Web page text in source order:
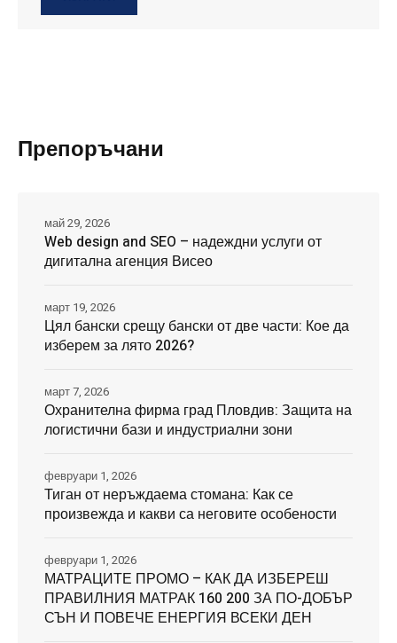
Препоръчани
Web design and SEO – надеждни услуги от
дигитална агенция Висео
май 29, 2026
Цял бански срещу бански от две части: Кое да
изберем за лято 2026?
март 19, 2026
Охранителна фирма град Пловдив: Защита на
логистични бази и индустриални зони
март 7, 2026
Тиган от неръждаема стомана: Как се
произвежда и какви са неговите особености
февруари 1, 2026
МАТРАЦИТЕ ПРОМО – КАК ДА ИЗБЕРЕШ
ПРАВИЛНИЯ МАТРАК 160 200 ЗА ПО-ДОБЪР
СЪН И ПОВЕЧЕ ЕНЕРГИЯ ВСЕКИ ДЕН
февруари 1, 2026